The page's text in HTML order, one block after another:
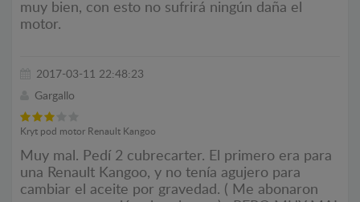
muy bien, con esto no sufrirá ningún daña el
motor.
2017-03-11 22:48:23
Gargallo
Kryt pod motor Renault Kangoo
Muy mal. Pedí 2 cubrecarter. El primero era para
una Renault Kangoo, y no tenía agujero para
cambiar el aceite por gravedad. ( Me abonaron